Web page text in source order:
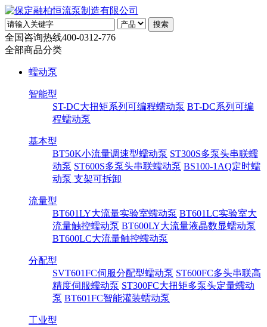
全国咨询热线400-0312-776
全部商品分类
蠕动泵
智能型
ST-DC大扭矩系列可编程蠕动泵 BT-DC系列可编
程蠕动泵
基本型
BT50K小流量调速型蠕动泵 ST300S多泵头串联蠕
动泵 ST600S多泵头串联蠕动泵 BS100-1AQ定时蠕
动泵 支架可拆卸
流量型
BT601LY大流量实验室蠕动泵 BT601LC实验室大
流量触控蠕动泵 BT600LY大流量液晶数显蠕动泵
BT600LC大流量触控蠕动泵
分配型
SVT601FC伺服分配型蠕动泵 ST600FC多头串联高
精度伺服蠕动泵 ST300FC大扭矩多泵头定量蠕动
泵 BT601FC智能灌装蠕动泵
工业型